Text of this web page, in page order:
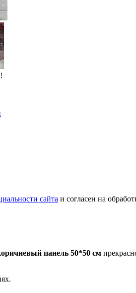
сайта и согласен на
панель 50*50 см